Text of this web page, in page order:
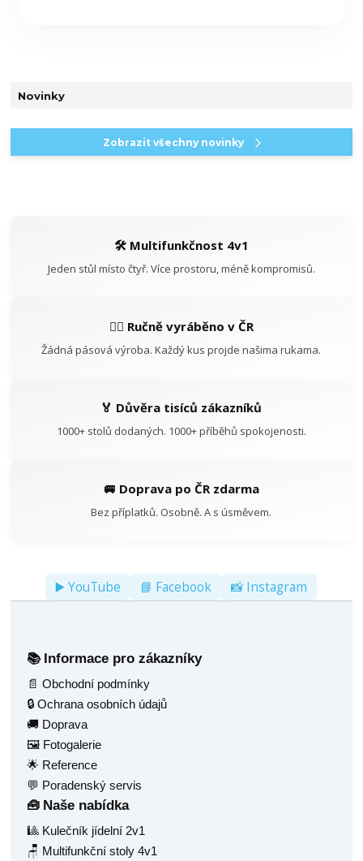
Novinky
Zobrazit všechny novinky
🛠️ Multifunkčnost 4v1
Jeden stůl místo čtyř. Více prostoru, méně kompromisů.
👷‍♂️ Ručně vyráběno v ČR
Žádná pásová výroba. Každý kus projde našima rukama.
🏅 Důvěra tisíců zákazníků
1000+ stolů dodaných. 1000+ příběhů spokojenosti.
🚐 Doprava po ČR zdarma
Bez příplatků. Osobně. A s úsměvem.
▶️ YouTube 📘 Facebook 📸 Instagram
📚 Informace pro zákazníky
📄 Obchodní podmínky
🔒 Ochrana osobních údajů
🚚 Doprava
🖼️ Fotogalerie
🌟 Reference
💬 Poradenský servis
🧰 Naše nabídka
🎱 Kulečník jídelní 2v1
🪑 Multifunkční stoly 4v1